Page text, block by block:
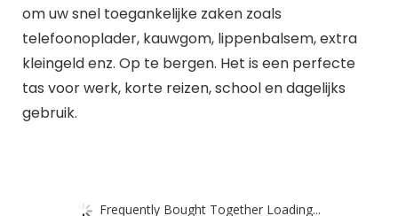
om uw snel toegankelijke zaken zoals
telefoonoplader, kauwgom, lippenbalsem, extra
kleingeld enz. Op te bergen. Het is een perfecte
tas voor werk, korte reizen, school en dagelijks
gebruik.
Frequently Bought Together Loading...